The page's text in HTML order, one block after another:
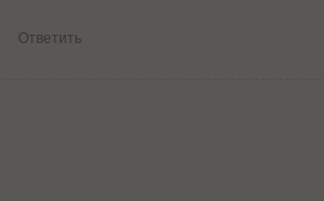
Ответить